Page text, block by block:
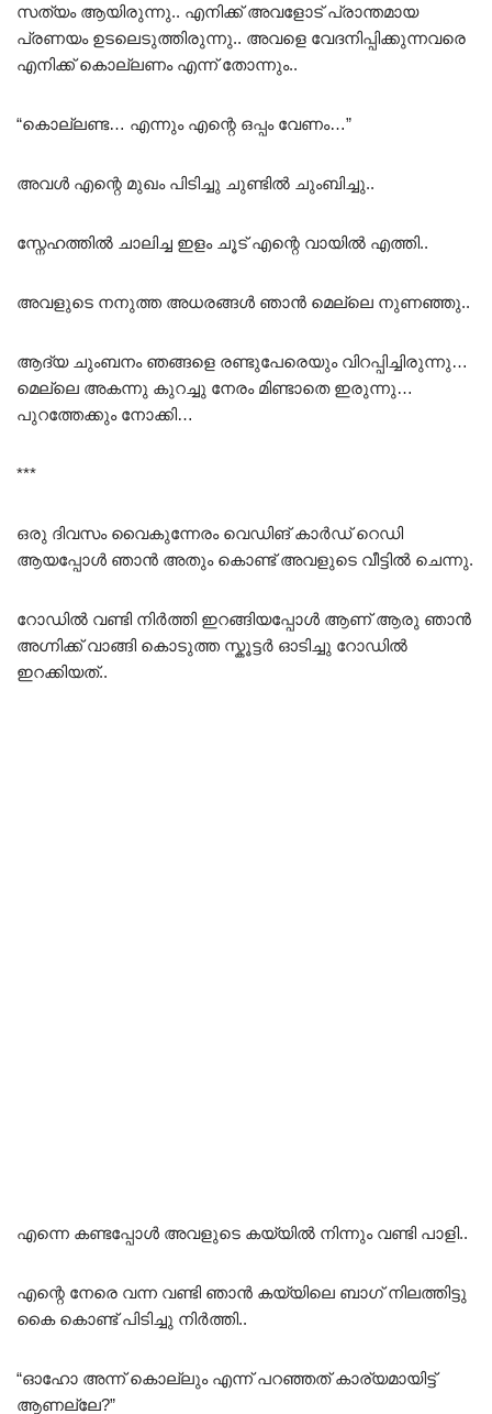
സത്യം ആയിരുന്നു.. എനിക്ക് അവളോട് പ്രാന്തമായ
പ്രണയം ഉടലെടുത്തിരുന്നു.. അവളെ വേദനിപ്പിക്കുന്നവരെ
എനിക്ക് കൊല്ലണം എന്ന് തോന്നും..
“കൊല്ലണ്ട… എന്നും എന്റെ ഒപ്പം വേണം…”
അവൾ എന്റെ മുഖം പിടിച്ചു ചുണ്ടിൽ ചുംബിച്ചു..
സ്നേഹത്തിൽ ചാലിച്ച ഇളം ചൂട് എന്റെ വായിൽ എത്തി..
അവളുടെ നനുത്ത അധരങ്ങൾ ഞാൻ മെല്ലെ നുണഞ്ഞു..
ആദ്യ ചുംബനം ഞങ്ങളെ രണ്ടുപേരെയും വിറപ്പിച്ചിരുന്നു…
മെല്ലെ അകന്നു കുറച്ചു നേരം മിണ്ടാതെ ഇരുന്നു…
പുറത്തേക്കും നോക്കി…
***
ഒരു ദിവസം വൈകുന്നേരം വെഡിങ് കാർഡ് റെഡി
ആയപ്പോൾ ഞാൻ അതും കൊണ്ട് അവളുടെ വീട്ടിൽ ചെന്നു.
റോഡിൽ വണ്ടി നിർത്തി ഇറങ്ങിയപ്പോൾ ആണ് ആരു ഞാൻ
അഗ്നിക്ക് വാങ്ങി കൊടുത്ത സ്കൂട്ടർ ഓടിച്ചു റോഡിൽ
ഇറക്കിയത്..
എന്നെ കണ്ടപ്പോൾ അവളുടെ കയ്യിൽ നിന്നും വണ്ടി പാളി..
എന്റെ നേരെ വന്ന വണ്ടി ഞാൻ കയ്യിലെ ബാഗ് നിലത്തിട്ടു
കൈ കൊണ്ട് പിടിച്ചു നിർത്തി..
“ഓഹോ അന്ന് കൊല്ലും എന്ന് പറഞ്ഞത് കാര്യമായിട്ട്
ആണല്ലേ?”